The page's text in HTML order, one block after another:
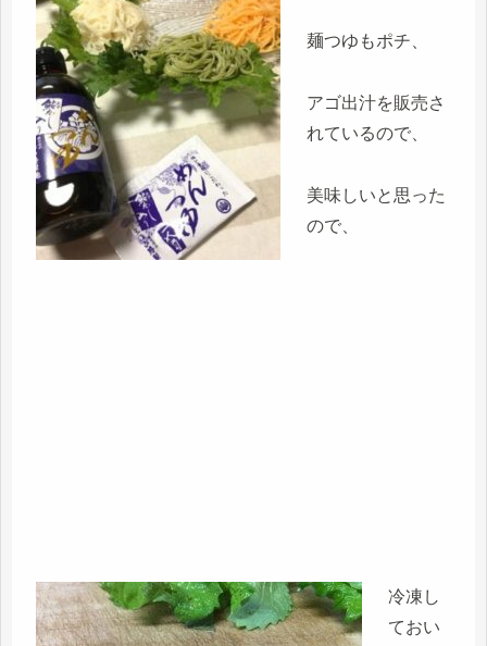
麺つゆもポチ、
アゴ出汁を販売さ
れているので、
美味しいと思った
ので、
冷凍し
ておい